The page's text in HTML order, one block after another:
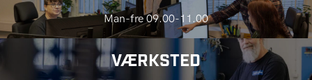
Man-fre 09.00-11.00
VÆRKSTED